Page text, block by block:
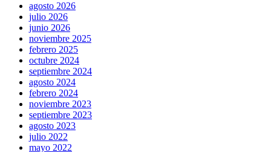
agosto 2026
julio 2026
junio 2026
noviembre 2025
febrero 2025
octubre 2024
septiembre 2024
agosto 2024
febrero 2024
noviembre 2023
septiembre 2023
agosto 2023
julio 2022
mayo 2022